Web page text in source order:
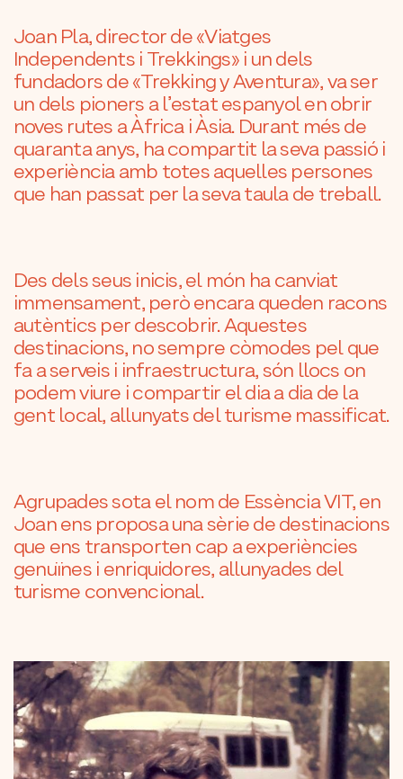
Joan Pla, director de «Viatges
Independents i Trekkings» i un dels
fundadors de «Trekking y Aventura», va ser
un dels pioners a l’estat espanyol en obrir
noves rutes a Àfrica i Àsia. Durant més de
quaranta anys, ha compartit la seva passió i
experiència amb totes aquelles persones
que han passat per la seva taula de treball.
Des dels seus inicis, el món ha canviat
immensament, però encara queden racons
autèntics per descobrir. Aquestes
destinacions, no sempre còmodes pel que
fa a serveis i infraestructura, són llocs on
podem viure i compartir el dia a dia de la
gent local, allunyats del turisme massificat.
Agrupades sota el nom de Essència VIT, en
Joan ens proposa una sèrie de destinacions
que ens transporten cap a experiències
genuïnes i enriquidores, allunyades del
turisme convencional.